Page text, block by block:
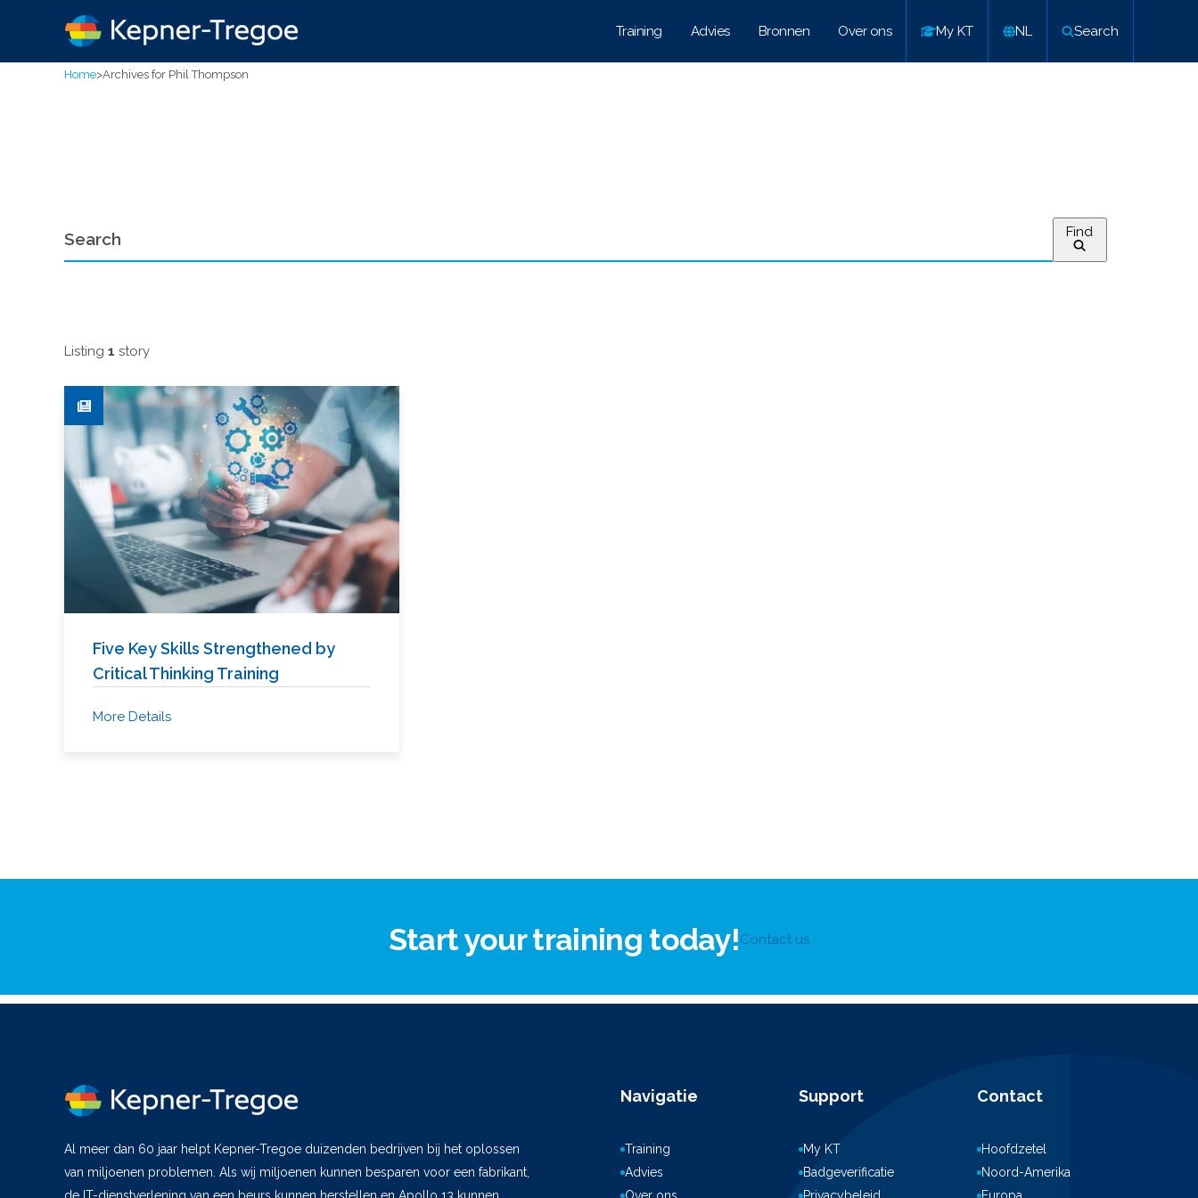
Training Advies Bronnen Over ons My KT NL Search
Home>Archives for Phil Thompson
Find
Listing 1 story
Five Key Skills Strengthened by
Critical Thinking Training
More Details
Start your training today!Contact us
Al meer dan 60 jaar helpt Kepner-Tregoe duizenden bedrijven bij het oplossen
van miljoenen problemen. Als wij miljoenen kunnen besparen voor een fabrikant,
Navigatie
Training
Advies
Support
My KT
Badgeverificatie
Contact
Hoofdzetel
Noord-Amerika